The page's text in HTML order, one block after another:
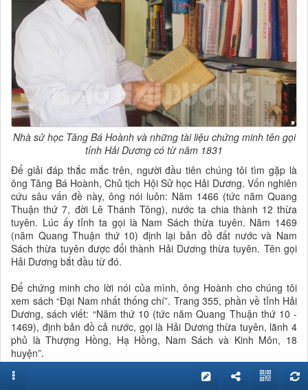
Nhà sử học Tăng Bá Hoành và những tài liệu chứng minh tên gọi
tỉnh Hải Dương có từ năm 1831
Để giải đáp thắc mắc trên, người đầu tiên chúng tôi tìm gặp là
ông Tăng Bá Hoành, Chủ tịch Hội Sử học Hải Dương. Vốn nghiên
cứu sâu vấn đề này, ông nói luôn: Năm 1466 (tức năm Quang
Thuận thứ 7, đời Lê Thánh Tông), nước ta chia thành 12 thừa
tuyên. Lúc ấy tỉnh ta gọi là Nam Sách thừa tuyên. Năm 1469
(năm Quang Thuận thứ 10) định lại bản đồ đất nước và Nam
Sách thừa tuyên được đổi thành Hải Dương thừa tuyên. Tên gọi
Hải Dương bắt đầu từ đó.
Để chứng minh cho lời nói của mình, ông Hoành cho chúng tôi
xem sách “Đại Nam nhất thống chí”. Trang 355, phần về tỉnh Hải
Dương, sách viết: “Năm thứ 10 (tức năm Quang Thuận thứ 10 -
1469), định bản đồ cả nước, gọi là Hải Dương thừa tuyên, lãnh 4
phủ là Thượng Hồng, Hạ Hồng, Nam Sách và Kinh Môn, 18
huyện”.
Ông Hoành cho biết thêm: “Sau Hải Dương thừa tuyên, tỉnh ta